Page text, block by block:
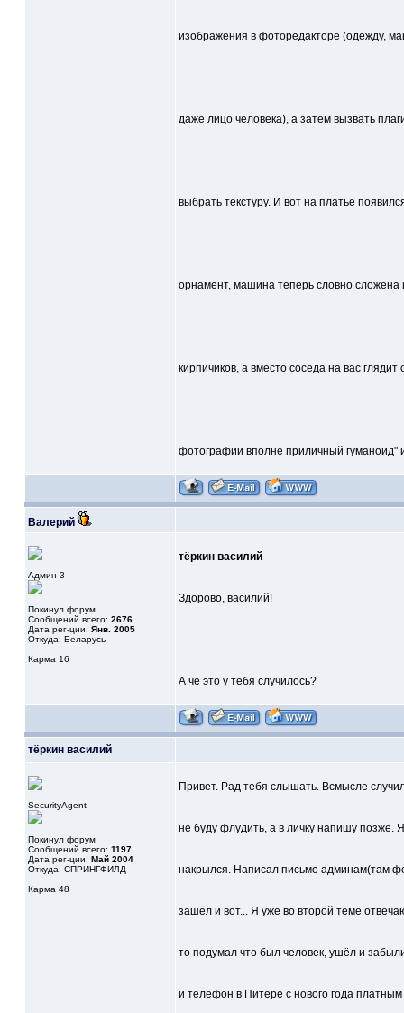
изображения в фоторедакторе (одежду,
даже лицо человека), а затем вызвать
выбрать текстуру. И вот на платье
орнамент, машина теперь словно сложена
кирпичиков, а вместо соседа на вас глядит
фотографии вполне приличный гуманоид"
Валерий
Админ-3
Покинул форум
Сообщений всего: 2676
Дата рег-ции: Янв. 2005
Откуда: Беларусь
Карма 16
тёркин василий
Здорово, василий!
А че это у тебя случилось?
тёркин василий
SecurityAgent
Покинул форум
Сообщений всего: 1197
Дата рег-ции: Май 2004
Откуда: СПРИНГФИЛД
Карма 48
Привет. Рад тебя слышать. Всмысле
не буду флудить, а в личку напишу позже.
накрылся. Написал письмо админам(там
зашёл и вот... Я уже во второй теме
то подумал что был человек, ушёл и
и телефон в Питере с нового года